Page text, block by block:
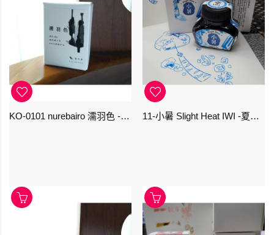
KO-0101 nurebairo 濡羽色 -日本名牌京の音樽裝鋼筆墨水40ml 4573356130012 11-小暑 Slight Heat IWI -夏季-24節氣色澤鋼筆墨水